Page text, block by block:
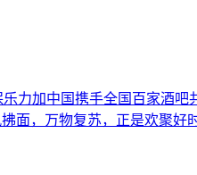
力加中国携手全国百家酒吧
面，万物复苏，正是欢聚好